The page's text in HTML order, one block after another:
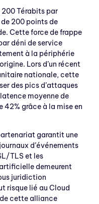
Térabits par
200 points de
Cette force de frappe
déni de service
à la périphérie
Lors d’un récent
nationale, cette
des pics d’attaques
moyenne de
42% grâce à la mise en
garantit une
d’événements
TLS et les
demeurent
juridiction
risque lié au Cloud
cette alliance